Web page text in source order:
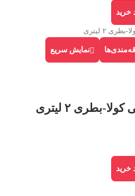
خرید
نمایش سریع
بطری ۲ لیتری
خرید